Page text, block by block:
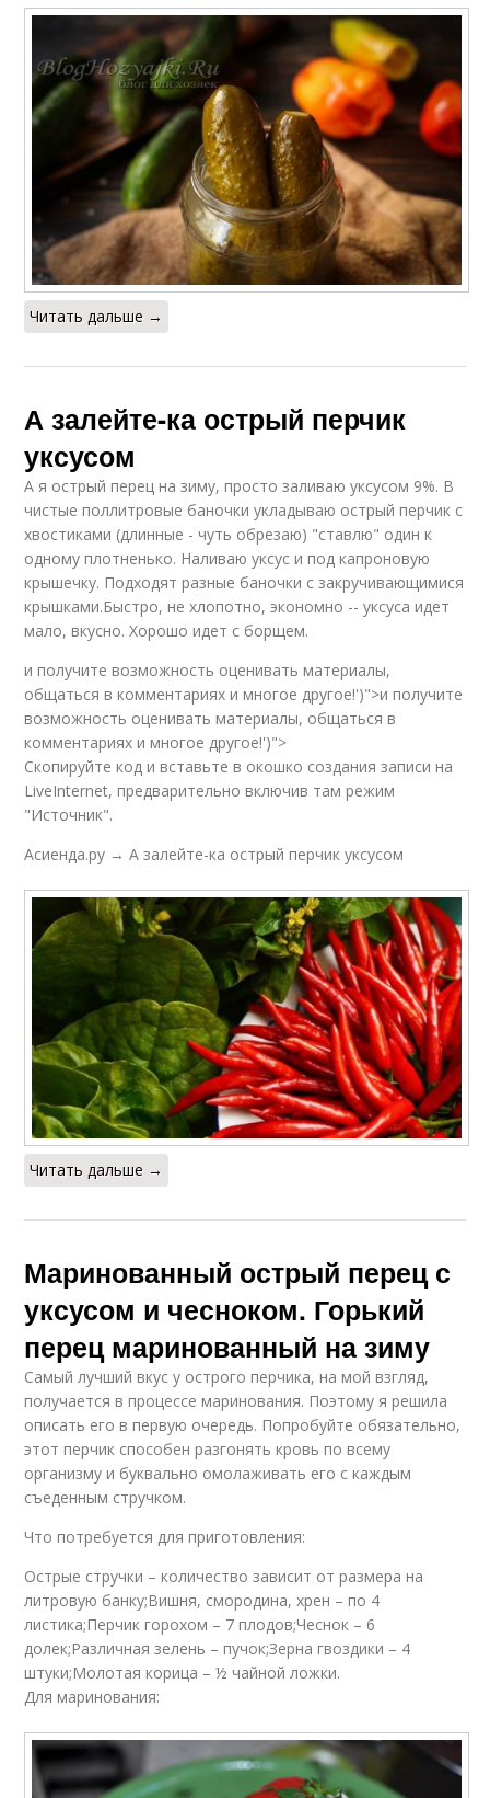
Читать дальше →
А залейте-ка острый перчик
уксусом
А я острый перец на зиму, просто заливаю уксусом 9%. В
чистые поллитровые баночки укладываю острый перчик с
хвостиками (длинные - чуть обрезаю) "ставлю" один к
одному плотненько. Наливаю уксус и под капроновую
крышечку. Подходят разные баночки с закручивающимися
крышками.Быстро, не хлопотно, экономно -- уксуса идет
мало, вкусно. Хорошо идет с борщем.
и получите возможность оценивать материалы,
общаться в комментариях и многое другое!')">и получите
возможность оценивать материалы, общаться в
комментариях и многое другое!')">
Скопируйте код и вставьте в окошко создания записи на
LiveInternet, предварительно включив там режим
"Источник".
Асиенда.ру → А залейте-ка острый перчик уксусом
Читать дальше →
Маринованный острый перец с
уксусом и чесноком. Горький
перец маринованный на зиму
Самый лучший вкус у острого перчика, на мой взгляд,
получается в процессе маринования. Поэтому я решила
описать его в первую очередь. Попробуйте обязательно,
этот перчик способен разгонять кровь по всему
организму и буквально омолаживать его с каждым
съеденным стручком.
Что потребуется для приготовления:
Острые стручки – количество зависит от размера на
литровую банку;Вишня, смородина, хрен – по 4
листика;Перчик горохом – 7 плодов;Чеснок – 6
долек;Различная зелень – пучок;Зерна гвоздики – 4
штуки;Молотая корица – ½ чайной ложки.
Для маринования: